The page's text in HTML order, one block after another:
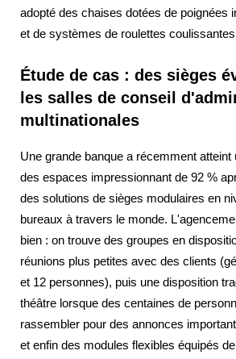
adopté des chaises dotées de poignées
et de systèmes de roulettes
Étude de cas : des sièges
les salles de conseil
multinationales
Une grande banque a récemment atteint
des espaces impressionnant de 92 %
des solutions de sièges modulaires en
bureaux à travers le monde.
bien : on trouve des groupes en
réunions plus petites avec des clients
et 12 personnes), puis une disposition
théâtre lorsque des centaines de
rassembler pour des annonces
et enfin des modules flexibles équipés